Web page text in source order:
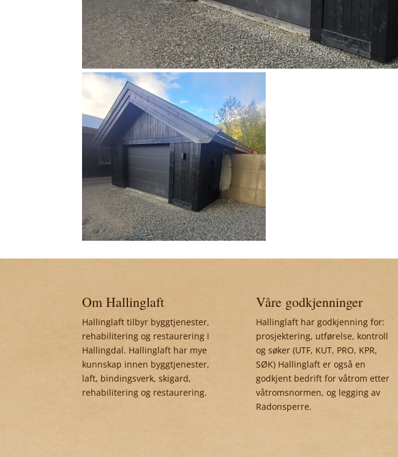
Om Hallinglaft
Hallinglaft tilbyr byggtjenester,
rehabilitering og restaurering i
Hallingdal. Hallinglaft har mye
kunnskap innen byggtjenester,
laft, bindingsverk, skigard,
rehabilitering og restaurering.
Våre godkjenninger
Hallinglaft har godkjenning for:
prosjektering, utførelse, kontroll
og søker (UTF, KUT, PRO, KPR,
SØK) Hallinglaft er også en
godkjent bedrift for våtrom etter
våtromsnormen, og legging av
Radonsperre.